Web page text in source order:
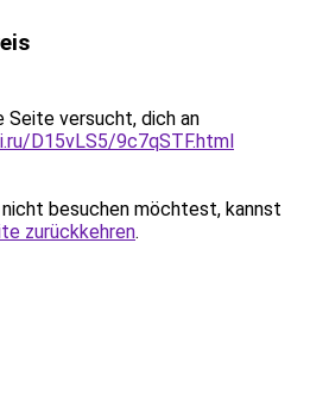
Seite versucht, dich an
D15vLS5/9c7qSTF.html
besuchen möchtest, kannst
zurückkehren.